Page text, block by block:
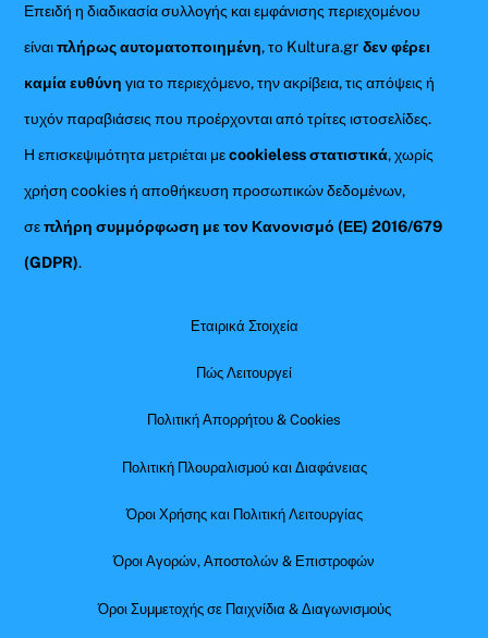
Επειδή η διαδικασία συλλογής και εμφάνισης περιεχομένου
είναιπλήρως αυτοματοποιημένη, το Kultura.grδεν φέρει
καμία ευθύνη για το περιεχόμενο, την ακρίβεια, τις απόψεις ή
τυχόν παραβιάσεις που προέρχονται από τρίτες ιστοσελίδες.
Η επισκεψιμότητα μετριέται μεcookieless στατιστικά, χωρίς
χρήση cookies ή αποθήκευση προσωπικών δεδομένων,
σεπλήρη συμμόρφωση με τον Κανονισμό (ΕΕ) 2016/679
(GDPR).
Εταιρικά Στοιχεία
Πώς Λειτουργεί
Πολιτική Απορρήτου & Cookies
Πολιτική Πλουραλισμού και Διαφάνειας
Όροι Χρήσης και Πολιτική Λειτουργίας
Όροι Αγορών, Αποστολών & Επιστροφών
Όροι Συμμετοχής σε Παιχνίδια & Διαγωνισμούς